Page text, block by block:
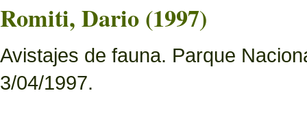
Romiti, Dario (1997)
Avistajes de fauna. Parque
3/04/1997.